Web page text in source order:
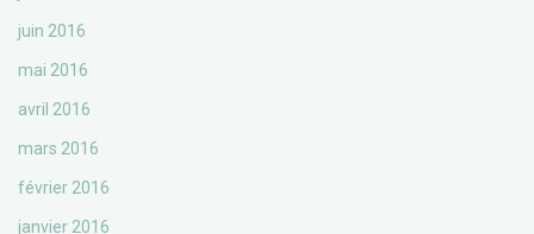
juin 2016
mai 2016
avril 2016
mars 2016
février 2016
janvier 2016